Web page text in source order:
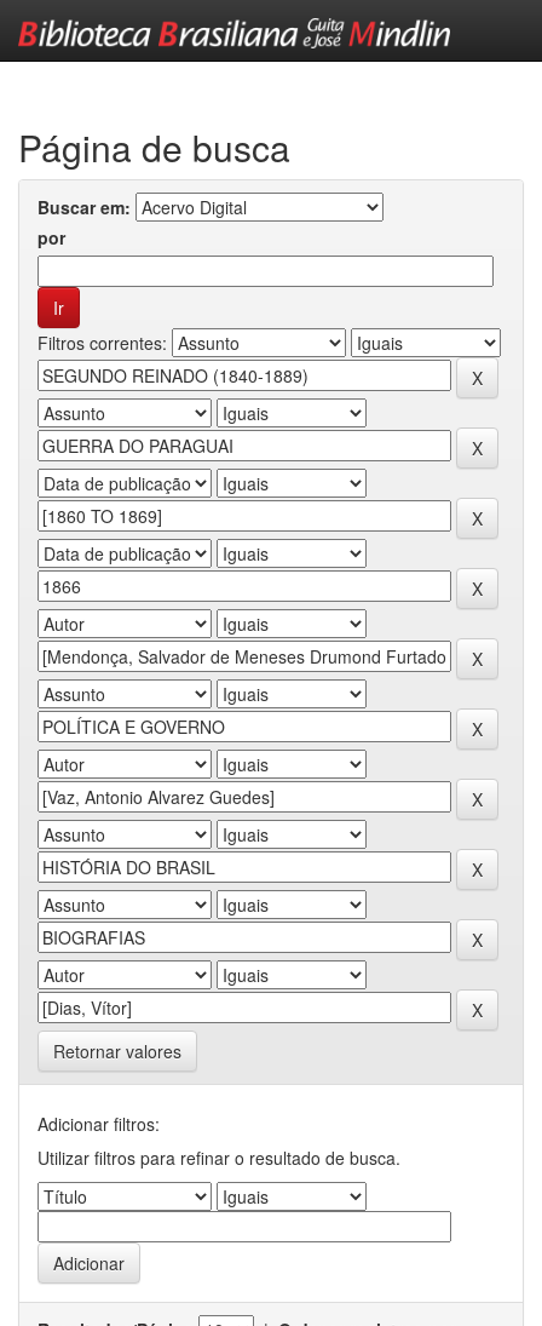
Página de busca
Buscar em:
por
Filtros correntes:
Retornar valores
Adicionar filtros:
Utilizar filtros para refinar o resultado de busca.